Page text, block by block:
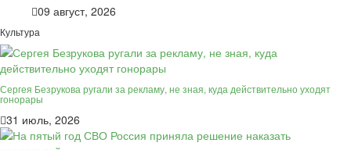
09 август, 2026
Культура
Сергея Безрукова ругали за рекламу, не зная, куда действительно уходят
гонорары
31 июль, 2026